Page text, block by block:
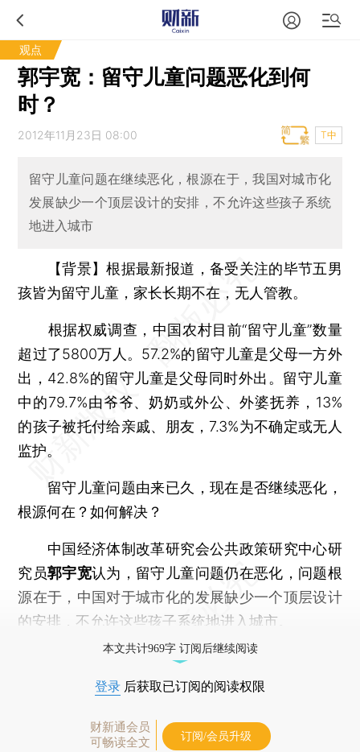
观点
郭宇宽：留守儿童问题恶化到何
时？
2012年11月23日 08:00 T中
留守儿童问题在继续恶化，根源在于，我国对城市化
发展缺少一个顶层设计的安排，不允许这些孩子系统
地进入城市
【背景】根据最新报道，备受关注的毕节五男
孩皆为留守儿童，家长长期不在，无人管教。
根据权威调查，中国农村目前“留守儿童”数量
超过了5800万人。57.2%的留守儿童是父母一方外
出，42.8%的留守儿童是父母同时外出。留守儿童
中的79.7%由爷爷、奶奶或外公、外婆抚养，13%
的孩子被托付给亲戚、朋友，7.3%为不确定或无人
监护。
留守儿童问题由来已久，现在是否继续恶化，
根源何在？如何解决？
中国经济体制改革研究会公共政策研究中心研
究员郭宇宽认为，留守儿童问题仍在恶化，问题根
源在于，中国对于城市化的发展缺少一个顶层设计
的安排，不允许这些孩子系统地进入城市。
本文共计969字 订阅后继续阅读
登录 后获取已订阅的阅读权限
财新通会员
可畅读全文
订阅/会员升级